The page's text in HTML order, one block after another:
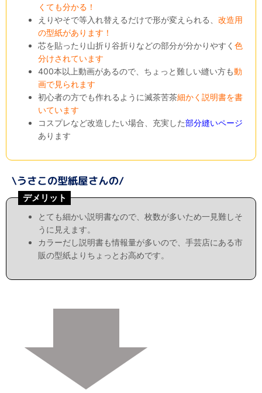
くても分かる！
えりやそで等入れ替えるだけで形が変えられる、改造用
の型紙があります！
芯を貼ったり山折り谷折りなどの部分が分かりやすく色
分けされています
400本以上動画があるので、ちょっと難しい縫い方も動
画で見られます
初心者の方でも作れるように滅茶苦茶細かく説明書を書
いています
コスプレなど改造したい場合、充実した部分縫いページ
あります
デメリット
とても細かい説明書なので、枚数が多いため一見難しそ
うに見えます。
カラーだし説明書も情報量が多いので、手芸店にある市
販の型紙よりちょっとお高めです。